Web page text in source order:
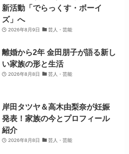
新活動「でらっくす・ボーイ
ズ」へ
2026年8月9日 芸人・芸能
離婚から2年 金田朋子が語る新し
い家族の形と生活
2026年8月8日 芸人・芸能
岸田タツヤ＆高木由梨奈が妊娠
発表！家族の今とプロフィール
紹介
2026年8月8日 芸人・芸能